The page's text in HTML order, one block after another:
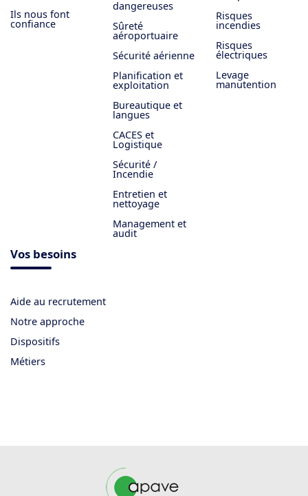
Ils nous font
confiance
dangereuses
Sûreté
aéroportuaire
Sécurité aérienne
Planification et
exploitation
Bureautique et
langues
CACES et
Logistique
Sécurité /
Incendie
Entretien et
nettoyage
Management et
audit
Risques
incendies
Risques
électriques
Levage
manutention
Vos besoins
Aide au recrutement
Notre approche
Dispositifs
Métiers